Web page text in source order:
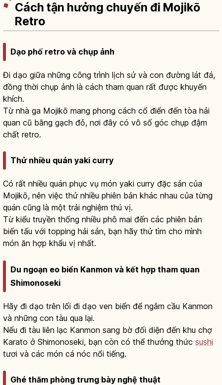
Cách tận hưởng chuyến đi Mojikō
Retro
Dạo phố retro và chụp ảnh
Đi dạo giữa những công trình lịch sử và con đường lát đá,
đồng thời chụp ảnh là cách tham quan rất được khuyến
khích.
Từ nhà ga Mojikō mang phong cách cổ điển đến tòa hải
quan cũ bằng gạch đỏ, nơi đây có vô số góc chụp đậm
chất retro.
Thử nhiều quán yaki curry
Có rất nhiều quán phục vụ món yaki curry đặc sản của
Mojikō, nên việc thử nhiều phiên bản khác nhau của từng
quán cũng là một trải nghiệm thú vị.
Từ kiểu truyền thống nhiều phô mai đến các phiên bản
biến tấu với topping hải sản, bạn hãy thử tìm cho mình
món ăn hợp khẩu vị nhất.
Du ngoạn eo biển Kanmon và kết hợp tham quan
Shimonoseki
Hãy đi dạo trên lối đi dạo ven biển để ngắm cầu Kanmon
và những con tàu qua lại.
Nếu đi tàu liên lạc Kanmon sang bờ đối diện đến khu chợ
Karato ở Shimonoseki, bạn còn có thể thưởng thức sushi
tươi và các món cá nóc nổi tiếng.
Ghé thăm phòng trưng bày nghệ thuật